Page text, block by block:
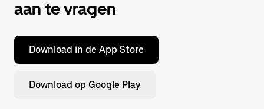
aan te vragen
Download in de App Store
Download op Google Play